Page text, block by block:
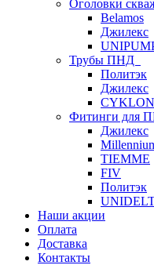
Оголовки
Belamos
Джилекс
Трубы ПНД
Политэк
Джилекс
CYKLON
Фитинги для
Джилекс
TIEMME
FIV
Политэк
Наши акции
Оплата
Доставка
Контакты